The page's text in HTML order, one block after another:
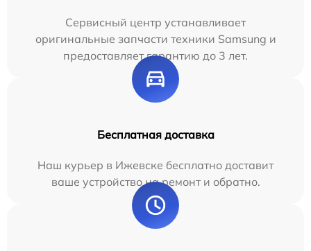
Сервисный центр устанавливает
оригинальные запчасти техники Samsung и
предоставляет гарантию до 3 лет.
Бесплатная доставка
Наш курьер в Ижевске бесплатно доставит
ваше устройство на ремонт и обратно.